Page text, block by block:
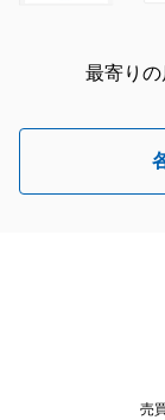
最寄り
売